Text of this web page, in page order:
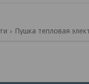
Пушка тепловая